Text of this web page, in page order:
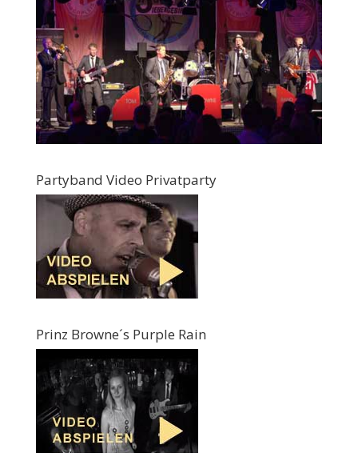
Partyband Video Privatparty
Prinz Browne´s Purple Rain